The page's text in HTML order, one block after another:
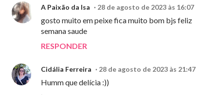
A Paixão da Isa 28 de agosto de 2023 às 16:07
gosto muito em peixe fica muito bom bjs feliz
semana saude
RESPONDER
Cidália Ferreira 28 de agosto de 2023 às 21:47
Humm que delícia :))